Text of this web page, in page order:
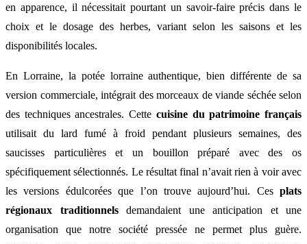
en apparence, il nécessitait pourtant un savoir-faire précis dans le
choix et le dosage des herbes, variant selon les saisons et les
disponibilités locales.
En Lorraine, la potée lorraine authentique, bien différente de sa
version commerciale, intégrait des morceaux de viande séchée selon
des techniques ancestrales. Cette cuisine du patrimoine français
utilisait du lard fumé à froid pendant plusieurs semaines, des
saucisses particulières et un bouillon préparé avec des os
spécifiquement sélectionnés. Le résultat final n’avait rien à voir avec
les versions édulcorées que l’on trouve aujourd’hui. Ces plats
régionaux traditionnelsdemandaient une anticipation et une
organisation que notre société pressée ne permet plus guère.